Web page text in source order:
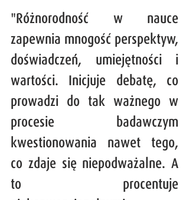
"Różnorodność w nauce
zapewnia mnogość perspektyw,
doświadczeń, umiejętności i
wartości. Inicjuje debatę, co
prowadzi do tak ważnego w
procesie badawczym
kwestionowania nawet tego,
co zdaje się niepodważalne. A
to procentuje